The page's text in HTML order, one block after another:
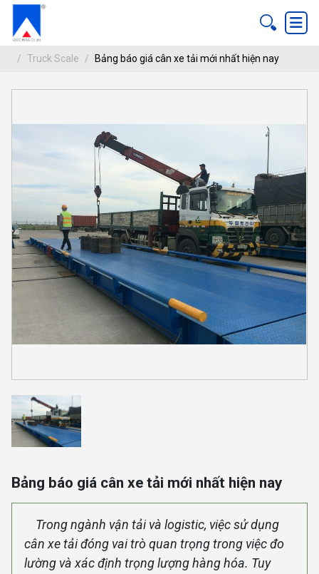
Truck Scale Bảng báo giá cân xe tải mới nhất hiện nay
Bảng báo giá cân xe tải mới nhất hiện nay
Trong ngành vận tải và logistic, việc sử dụng
cân xe tải đóng vai trò quan trọng trong việc đo
lường và xác định trọng lượng hàng hóa. Tuy